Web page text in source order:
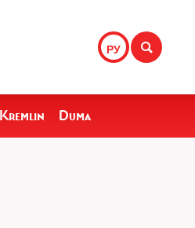
РУ
Kremlin Duma